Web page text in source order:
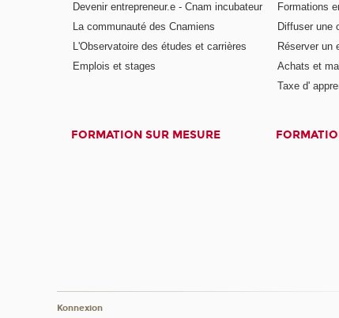
Devenir entrepreneur.e - Cnam incubateur
La communauté des Cnamiens
L'Observatoire des études et carrières
Emplois et stages
Formations
Diffuser une
Réserver un
Achats et
Taxe d'
FORMATION SUR MESURE
Konnexion